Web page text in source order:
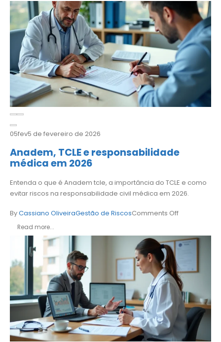
05fev5 de fevereiro de 2026
Anadem, TCLE e responsabilidade
médica em 2026
Entenda o que é Anadem tcle, a importância do TCLE e como
evitar riscos na responsabilidade civil médica em 2026.
ByCassiano OliveiraGestão de RiscosComments Off
Read more...